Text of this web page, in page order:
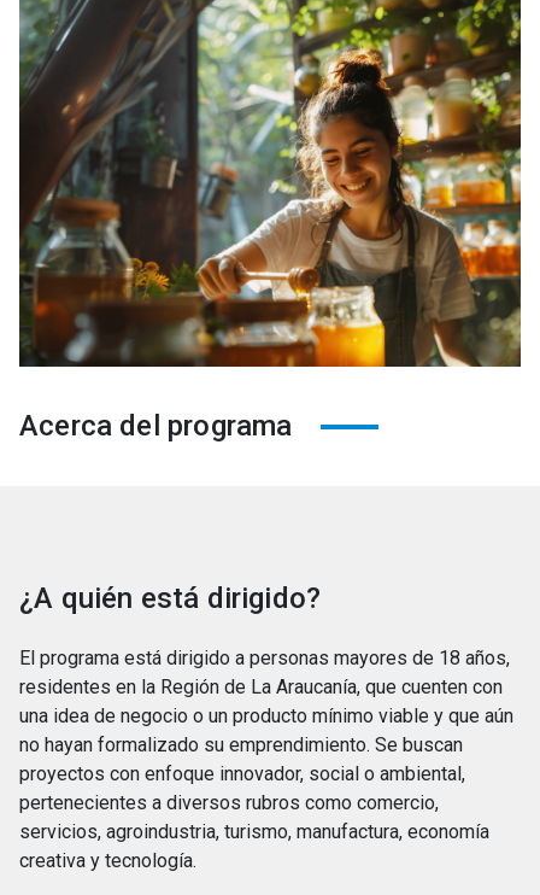
Acerca del programa
¿A quién está dirigido?
El programa está dirigido a personas mayores de 18 años,
residentes en la Región de La Araucanía, que cuenten con
una idea de negocio o un producto mínimo viable y que aún
no hayan formalizado su emprendimiento. Se buscan
proyectos con enfoque innovador, social o ambiental,
pertenecientes a diversos rubros como comercio,
servicios, agroindustria, turismo, manufactura, economía
creativa y tecnología.